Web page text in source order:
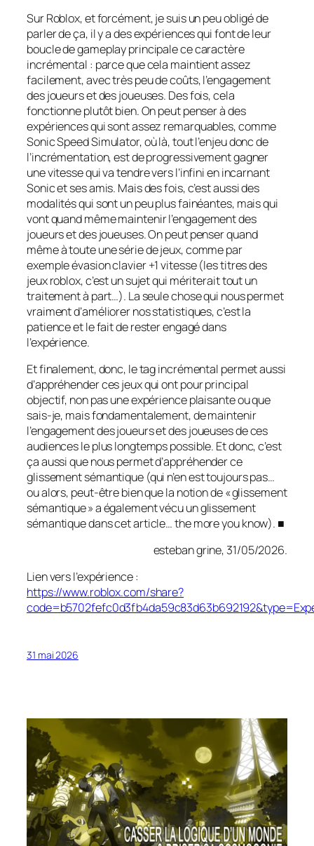
Sur Roblox, et forcément, je suis un peu obligé de
parler de ça, il y a des expériences qui font de leur
boucle de gameplay principale ce caractère
incrémental : parce que cela maintient assez
facilement, avec très peu de coûts, l’engagement
des joueurs et des joueuses. Des fois, cela
fonctionne plutôt bien. On peut penser à des
expériences qui sont assez remarquables, comme
Sonic Speed Simulator, où là, tout l’enjeu donc de
l’incrémentation, est de progressivement gagner
une vitesse qui va tendre vers l’infini en incarnant
Sonic et ses amis. Mais des fois, c’est aussi des
modalités qui sont un peu plus fainéantes, mais qui
vont quand même maintenir l’engagement des
joueurs et des joueuses. On peut penser quand
même à toute une série de jeux, comme par
exemple évasion clavier +1 vitesse (les titres des
jeux roblox, c’est un sujet qui mériterait tout un
traitement à part…). La seule chose qui nous permet
vraiment d’améliorer nos statistiques, c’est la
patience et le fait de rester engagé dans
l’expérience.
Et finalement, donc, le tag incrémental permet aussi
d’appréhender ces jeux qui ont pour principal
objectif, non pas une expérience plaisante ou que
sais-je, mais fondamentalement, de maintenir
l’engagement des joueurs et des joueuses de ces
audiences le plus longtemps possible. Et donc, c’est
ça aussi que nous permet d’appréhender ce
glissement sémantique (qui n’en est toujours pas…
ou alors, peut-être bien que la notion de « glissement
sémantique » a également vécu un glissement
sémantique dans cet article… the more you know). ■
esteban grine, 31/05/2026.
Lien vers l’expérience :
https://www.roblox.com/share?
31 mai 2026